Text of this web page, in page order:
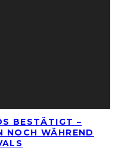
BESTÄTIGT –
NOCH WÄHREND